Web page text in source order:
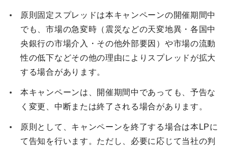
原則固定スプレッドは本キャンペーンの開催期間中
でも、市場の急変時（震災などの天変地異・各国中
央銀行の市場介入・その他外部要因）や市場の流動
性の低下などその他の理由によりスプレッドが拡大
する場合があります。
本キャンペーンは、開催期間中であっても、予告な
く変更、中断または終了される場合があります。
原則として、キャンペーンを終了する場合は本LPに
て告知を行います。ただし、必要に応じて当社の判